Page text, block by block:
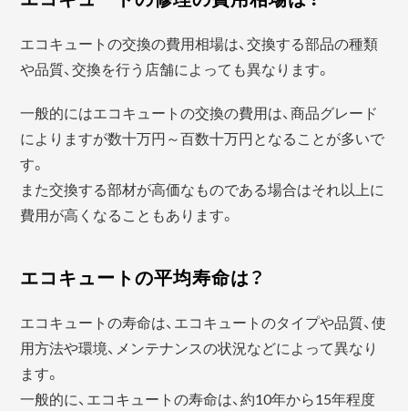
エコキュートの交換の費用相場は、交換する部品の種類
や品質、交換を行う店舗によっても異なります。
一般的にはエコキュートの交換の費用は、商品グレード
によりますが数十万円～百数十万円となることが多いで
す。
また交換する部材が高価なものである場合はそれ以上に
費用が高くなることもあります。
エコキュートの平均寿命は？
エコキュートの寿命は、エコキュートのタイプや品質、使
用方法や環境、メンテナンスの状況などによって異なり
ます。
一般的に、エコキュートの寿命は、約10年から15年程度